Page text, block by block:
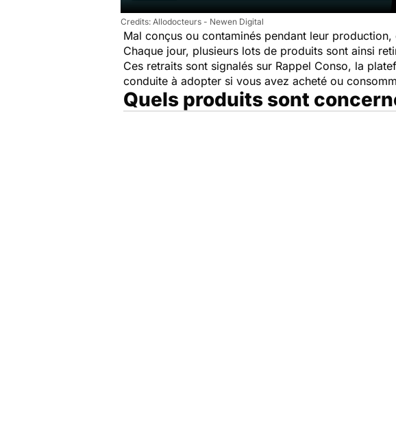
Allodocteurs - Newen Digital
Mal conçus ou contaminés pendant leur
Chaque jour, plusieurs lots de produits sont ainsi
Ces retraits sont signalés sur Rappel Conso, la
conduite à adopter si vous avez acheté ou
Quels produits sont